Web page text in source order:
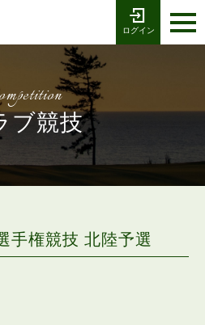
ログイン
お電話でのご予約
Tel 0776-79-1111
ブ競技
手権競技 北陸予選